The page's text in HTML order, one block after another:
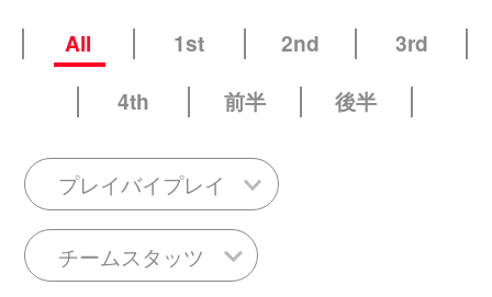
All 1st 2nd
3rd
4th
前半 後半
プレイバイプレイ
チームスタッツ